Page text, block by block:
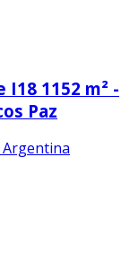
1152 m² -
Paz
Argentina